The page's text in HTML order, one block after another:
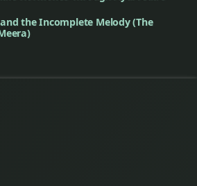
the Incomplete Melody (The